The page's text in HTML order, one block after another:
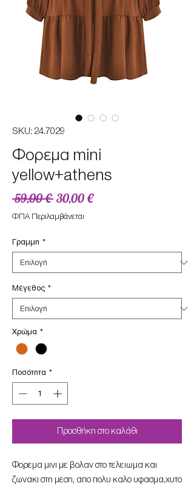
SKU: 24.7029
Φορεμα mini
yellow+athens
59,00 € Κανονική
τιμή
30,00 €Τιμή
ΦΠΑ Περιλαμβάνεται
Γραμμη *
Μέγεθος *
Χρώμα *
Ποσότητα *
Προσθήκη στο καλάθι
Φορεμα μινι με βολαν στο τελειωμα και
ζωνακι στη μεση, απο πολυ καλο υφασμα,χυτο